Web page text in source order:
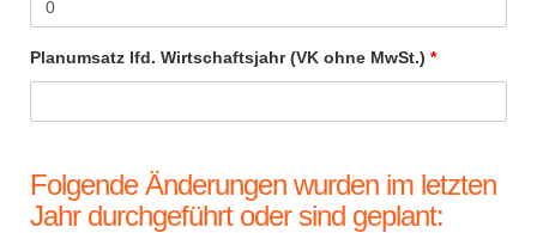
Planumsatz lfd. Wirtschaftsjahr (VK ohne MwSt.) *
Folgende Änderungen wurden im letzten
Jahr durchgeführt oder sind geplant: